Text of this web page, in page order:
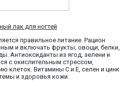
лак для ногтей
правильное питание. Рацион
и включать фрукты, овощи, белки,
Антиоксиданты из ягод, зелени и
с окислительным стрессом,
клеток. Витамины C и E, селен и цинк
и здоровья кожи.